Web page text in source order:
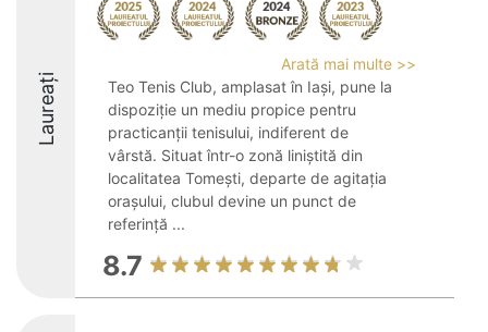
Laureați
Arată mai multe >>
Teo Tenis Club, amplasat în Iași, pune la
dispoziție un mediu propice pentru
practicanții tenisului, indiferent de
vârstă. Situat într-o zonă liniștită din
localitatea Tomești, departe de agitația
orașului, clubul devine un punct de
referință ...
8.7